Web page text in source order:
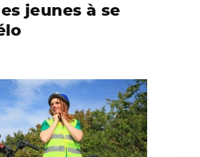
jeunes à se